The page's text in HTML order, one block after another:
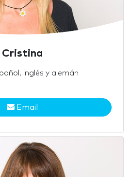
Cristina
inglés y alemán
Email